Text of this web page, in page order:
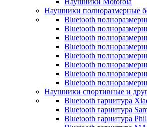
Наушники полноразмерные
Bluetooth
Bluetooth
Bluetooth
Bluetooth
Bluetooth
Bluetooth
Bluetooth
Bluetooth
Наушники спортивные и
Bluetooth гарнитура
Bluetooth гарнитура
Bluetooth гарнитура